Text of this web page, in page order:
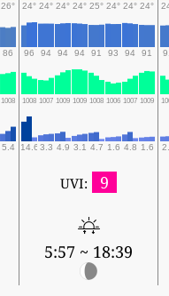
26° 24° 24° 24° 24° 25° 24° 24° 24°
86 96 94 94 94 91 93 94 91
1008 1008 1007 1009 1009 1008 1006 1007 1009
5.4 14.6 3.3 4.9 3.1 4.7 1.6 4.8 1.6
UVI: 9
5:57 ~ 18:39